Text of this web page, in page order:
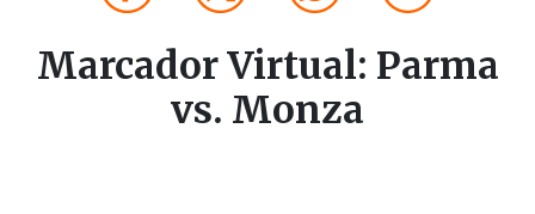
Marcador Virtual: Parma
vs. Monza